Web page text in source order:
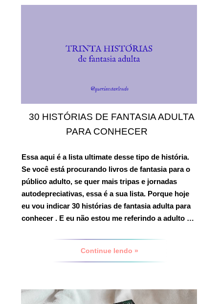
30 HISTÓRIAS DE FANTASIA ADULTA
PARA CONHECER
Essa aqui é a lista ultimate desse tipo de história.
Se você está procurando livros de fantasia para o
público adulto, se quer mais tripas e jornadas
autodepreciativas, essa é a sua lista. Porque hoje
eu vou indicar 30 histórias de fantasia adulta para
conhecer . E eu não estou me referindo a adulto …
Continue lendo »